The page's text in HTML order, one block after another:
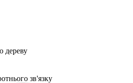
дереву
зв'язку